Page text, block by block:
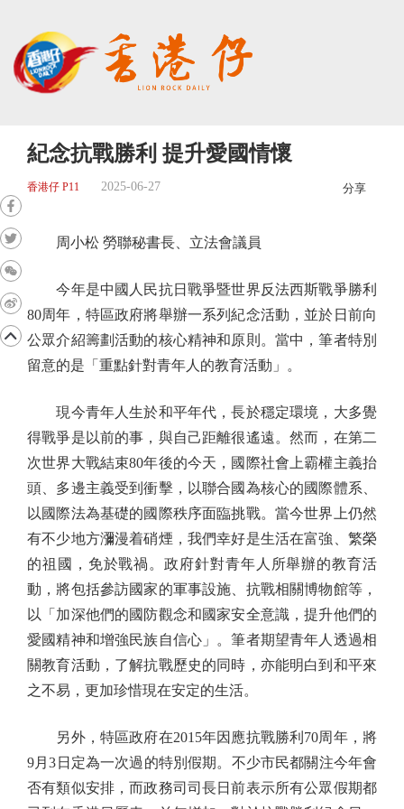
紀念抗戰勝利 提升愛國情懷
香港仔 P11 2025-06-27 分享
周小松 勞聯秘書長、立法會議員
今年是中國人民抗日戰爭暨世界反法西斯戰爭勝利
80周年，特區政府將舉辦一系列紀念活動，並於日前向
公眾介紹籌劃活動的核心精神和原則。當中，筆者特別
留意的是「重點針對青年人的教育活動」。
現今青年人生於和平年代，長於穩定環境，大多覺
得戰爭是以前的事，與自己距離很遙遠。然而，在第二
次世界大戰結束80年後的今天，國際社會上霸權主義抬
頭、多邊主義受到衝擊，以聯合國為核心的國際體系、
以國際法為基礎的國際秩序面臨挑戰。當今世界上仍然
有不少地方瀰漫着硝煙，我們幸好是生活在富強、繁榮
的祖國，免於戰禍。政府針對青年人所舉辦的教育活
動，將包括參訪國家的軍事設施、抗戰相關博物館等，
以「加深他們的國防觀念和國家安全意識，提升他們的
愛國精神和增強民族自信心」。筆者期望青年人透過相
關教育活動，了解抗戰歷史的同時，亦能明白到和平來
之不易，更加珍惜現在安定的生活。
另外，特區政府在2015年因應抗戰勝利70周年，將
9月3日定為一次過的特別假期。不少市民都關注今年會
否有類似安排，而政務司司長日前表示所有公眾假期都